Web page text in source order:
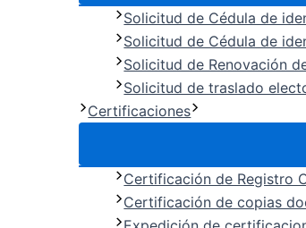
Solicitud de Cédula de
Solicitud de Cédula de
Solicitud de Renovación
Solicitud de traslado
Certificaciones
Certificación de Registro
Certificación de copias